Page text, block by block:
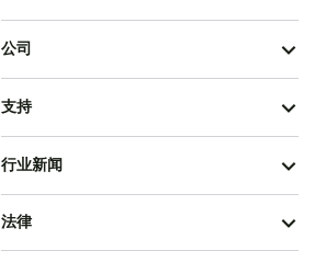
公司
支持
行业新闻
法律